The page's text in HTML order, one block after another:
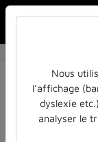
Résultats
Filtres actifs
inspe
Nous
l’affichage
dyslexie
analyser le